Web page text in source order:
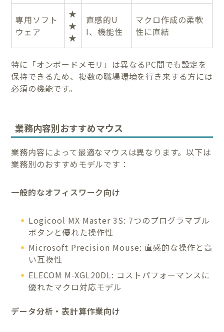
専用ソフト
ウェア
★
★
★
直感的U
I、機能性
マクロ作成の柔軟
性に直結
特に「オンボードメモリ」は異なるPC間でも設定を
保持できるため、複数の職場環境を行き来する方には
必須の機能です。
業務内容別おすすめマウス
業務内容によって最適なマウスは異なります。以下は
業務別のおすすめモデルです：
一般的なオフィスワーク向け
Logicool MX Master 3S: 7つのプログラマブル
ボタンと優れた操作性
Microsoft Precision Mouse: 直感的な操作と高
い互換性
ELECOM M-XGL20DL: コストパフォーマンスに
優れたマクロ対応モデル
データ分析・表計算作業向け